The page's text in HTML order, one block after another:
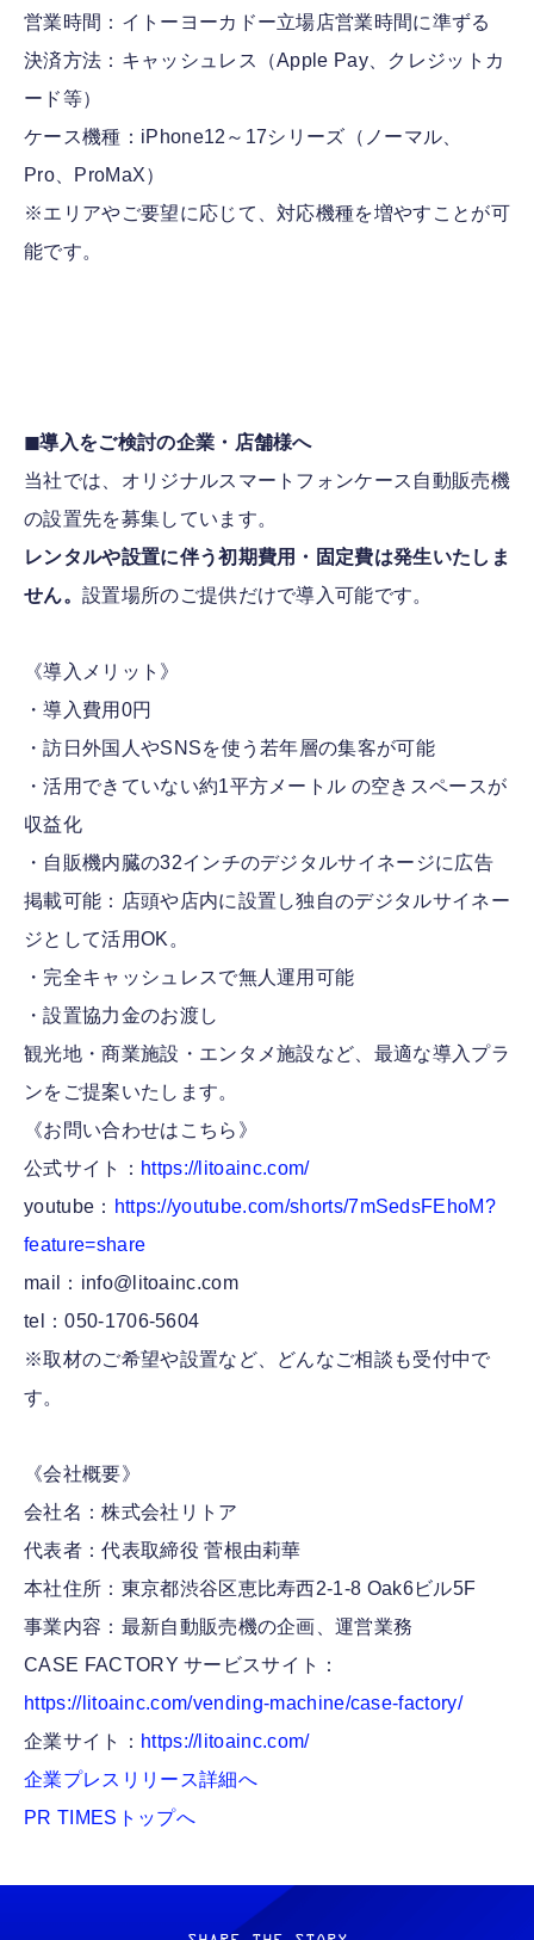
営業時間：イトーヨーカドー立場店営業時間に準ずる
決済方法：キャッシュレス（Apple Pay、クレジットカ
ード等）
ケース機種：iPhone12～17シリーズ（ノーマル、
Pro、ProMaX）
※エリアやご要望に応じて、対応機種を増やすことが可
能です。
◼︎導入をご検討の企業・店舗様へ
当社では、オリジナルスマートフォンケース自動販売機
の設置先を募集しています。
レンタルや設置に伴う初期費用・固定費は発生いたしま
せん。 設置場所のご提供だけで導入可能です。
《導入メリット》
・導入費用0円
・訪日外国人やSNSを使う若年層の集客が可能
・活用できていない約1平方メートル の空きスペースが
収益化
・自販機内臓の32インチのデジタルサイネージに広告
掲載可能：店頭や店内に設置し独自のデジタルサイネー
ジとして活用OK。
・完全キャッシュレスで無人運用可能
・設置協力金のお渡し
観光地・商業施設・エンタメ施設など、最適な導入プラ
ンをご提案いたします。
《お問い合わせはこちら》
公式サイト： https://litoainc.com/
youtube： https://youtube.com/shorts/7mSedsFEhoM?
feature=share
mail：info@litoainc.com
tel：050-1706-5604
※取材のご希望や設置など、どんなご相談も受付中で
す。
《会社概要》
会社名：株式会社リトア
代表者：代表取締役 菅根由莉華
本社住所：東京都渋谷区恵比寿西2-1-8 Oak6ビル5F
事業内容：最新自動販売機の企画、運営業務
CASE FACTORY サービスサイト：
https://litoainc.com/vending-machine/case-factory/
企業サイト： https://litoainc.com/
企業プレスリリース詳細へ
PR TIMESトップへ